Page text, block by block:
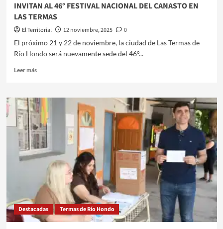
DE
LA
CERVEZA
INVITAN AL 46° FESTIVAL NACIONAL DEL CANASTO EN
LAS TERMAS
El Territorial 12 noviembre, 2025
0
El próximo 21 y 22 de noviembre, la ciudad de Las Termas de
Río Hondo será nuevamente sede del 46°...
Leer másLeer
INVITAN
AL
46°
FESTIVAL
NACIONAL
DEL
CANASTO
TERMAS
Destacadas Termas de Río Hondo